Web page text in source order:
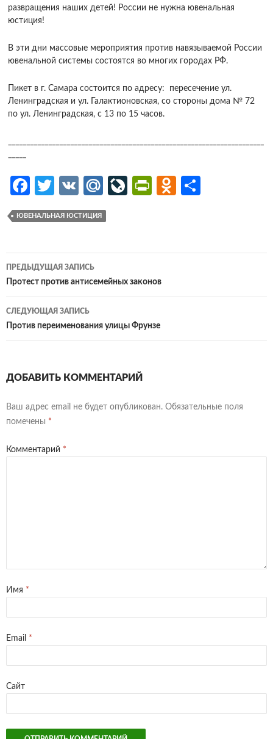
развращения наших детей! России не нужна ювенальная
юстиция!
В эти дни массовые мероприятия против навязываемой России
ювенальной системы состоятся во многих городах РФ.
Пикет в г. Самара состоится по адресу: ​​​​​​​​​​​​​​​​​​​​​​​​​​​​​​​​​​​​​​​​​​​​​​​​​​​​​​​​​​​​​​​​​​​​​​​​​​​​​​​​​​​​​​​​​​​​​​​​​​​​​​​​​​​​​​​​​​​​​​ пересечение ул.
Ленинградская и ул. Галактионовская, со стороны дома № 72
по ул. Ленинградская, с 13 по 15 часов.
Fa
ce
b
o
k
T
w
itt
V
K
M
ail
.R
Li
n
al
Pr
n
dl
y
O
sn ть
ЮВЕНАЛЬНАЯ ЮСТИЦИЯ
Навигация
по
записям
ПРЕДЫДУЩАЯ ЗАПИСЬ
Протест против антисемейных законов
СЛЕДУЮЩАЯ ЗАПИСЬ
Против переименования улицы Фрунзе
ДОБАВИТЬ КОММЕНТАРИЙ
Ваш адрес email не будет опубликован. Обязательные поля
помечены *
Комментарий *
Имя *
Email *
Сайт